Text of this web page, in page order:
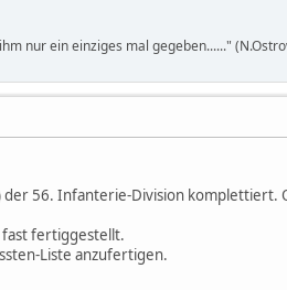
nur ein einziges mal gegeben......"
56. Infanterie-Division
fast fertiggestellt.
Liste anzufertigen.